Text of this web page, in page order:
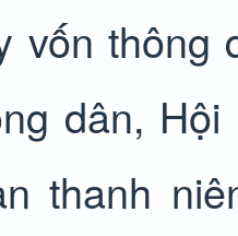
vốn thông
dân,
thanh